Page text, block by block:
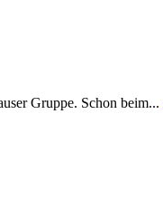
Gruppe. Schon beim...